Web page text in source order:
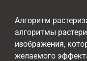
Алгоритм
алгоритмы
изображения,
желаемого